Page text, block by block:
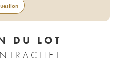
DU LOT